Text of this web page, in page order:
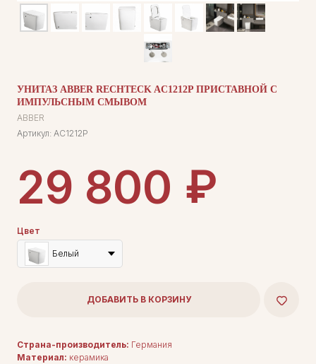
УНИТАЗ ABBER RECHTECK AC1212P ПРИСТАВНОЙ С
ИМПУЛЬСНЫМ СМЫВОМ
ABBER
Артикул: AC1212P
29 800 ₽
Цвет
Белый
ДОБАВИТЬ В КОРЗИНУ
Страна-производитель: Германия
Материал: керамика